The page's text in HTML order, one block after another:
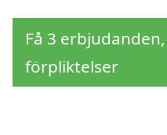
Få 3
förpliktelser